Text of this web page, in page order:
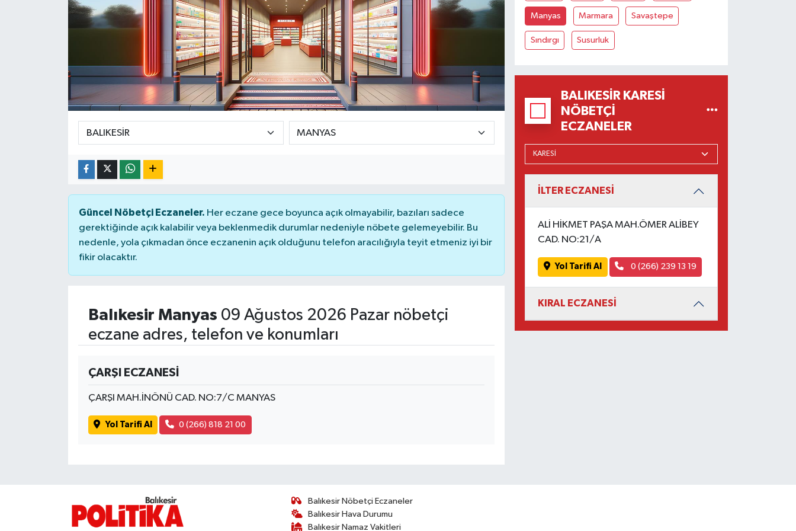
Güncel Nöbetçi Eczaneler. Her eczane gece boyunca açık olmayabilir, bazıları sadece
gerektiğinde açık kalabilir veya beklenmedik durumlar nedeniyle nöbete gelemeyebilir. Bu
nedenle, yola çıkmadan önce eczanenin açık olduğunu telefon aracılığıyla teyit etmeniz iyi bir
fikir olacaktır.
Balıkesir Manyas 09 Ağustos 2026 Pazar nöbetçi
eczane adres, telefon ve konumları
ÇARŞI ECZANESİ
ÇARŞI MAH.İNÖNÜ CAD. NO:7/C MANYAS
Yol Tarifi Al 0 (266) 818 21 00
Manyas Marmara Savaştepe
Sındırgı Susurluk
BALIKESIR KARESI
NÖBETÇI
ECZANELER
İLTER ECZANESİ
ALİ HİKMET PAŞA MAH.ÖMER ALİBEY
CAD. NO:21/A
Yol Tarifi Al 0 (266) 239 13 19
KIRAL ECZANESİ
Balıkesir Nöbetçi Eczaneler
Balıkesir Hava Durumu
Balıkesir Namaz Vakitleri
EĞİTİM
EKONOMİ
KENT GÜNDEMİ
KÜLTÜR-SANAT